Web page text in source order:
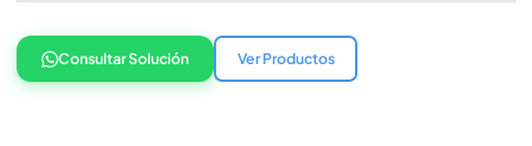
Consultar Solución Ver Productos